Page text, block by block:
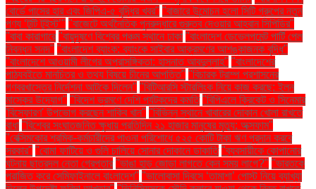
বোর্ডে পাসের হার এবং জিপিএ-৫ বৃদ্ধির খবর" "বাজারে উন্মোচন হলো সিটি গ্রুপের নতুন
পণ্য ‘টুটি টুইস্ট’" "বাজেটে অর্থনৈতিক পুনরুদ্ধারে গুরুত্ব দেওয়ার আহ্বান সিপিডির"
"বাবা কারাগারে "বায়ুদূষণে বিশ্বের পঞ্চম স্থানে ঢাকা "বাংলাদেশ ডেভেলপমেন্ট পার্টি পেল
নিবন্ধন সনদ" "বাংলাদেশ ব্যাংক: ব্যাংকে সাইবার আক্রমণের আশঙ্কাজনক বৃদ্ধি"
"বাংলাদেশে আওয়ামী লীগের অপ্রাসঙ্গিকতা: হাসনাত আবদুল্লাহ" "বাংলাদেশের
পাঠ্যবইতে মানচিত্র ও তথ্য বিষয়ে চীনের আপত্তি" "বিচারক ট্রাম্প প্রশাসনের
গণবরখাস্তের নির্দেশনা আটকে দিলেন" "বিটিআরসি স্টারলিংক নিয়ে কাজ করছে: ইলন
মাস্কের উদ্যোগ" "বিদেশ ভ্রমণে দেশি পর্যটকদের কমতি "বিপিএলে ক্রিকেট ও সিনেমার
'বিস্ফোরণ' উপভোগ করছেন শাকিব খান" "বিভিন্ন স্থানে খাবারের দোকান খোলা রাখতে
বাধা "বিশ্বের সংঘাতজনিত ক্ষুধায় প্রতিদিন ২১ হাজার মানুষের মৃত্যু: অক্সফাম"
"বেক্সিমকোর শ্রমিক-কর্মচারীদের পাওনা পরিশোধে ৫২৫ কোটি টাকা ঋণ প্রদান করবে
সরকার" "বোমা ফাটিয়ে ও গুলি চালিয়ে সোনার দোকানে ডাকাতি "ব্যবসায়ীকে কোপানোর
ঘটনায় ছাত্রদল নেতা গ্রেপ্তার "ভাঙা হাড় জোড়া লাগতে কেন সময় লাগে?" "ভারতকে
পরাজিত করে সেমিফাইনালে বাংলাদেশ" "ভালোবাসা দিবসে ‘তামাশা’ পোস্ট নিয়ে ব্যাখ্যা